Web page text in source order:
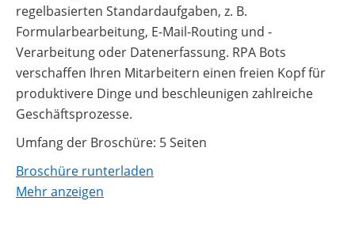
regelbasierten Standardaufgaben, z. B.
Formularbearbeitung, E-Mail-Routing und -
Verarbeitung oder Datenerfassung. RPA Bots
verschaffen Ihren Mitarbeitern einen freien Kopf für
produktivere Dinge und beschleunigen zahlreiche
Geschäftsprozesse.
Umfang der Broschüre: 5 Seiten
Broschüre runterladen
Mehr anzeigen